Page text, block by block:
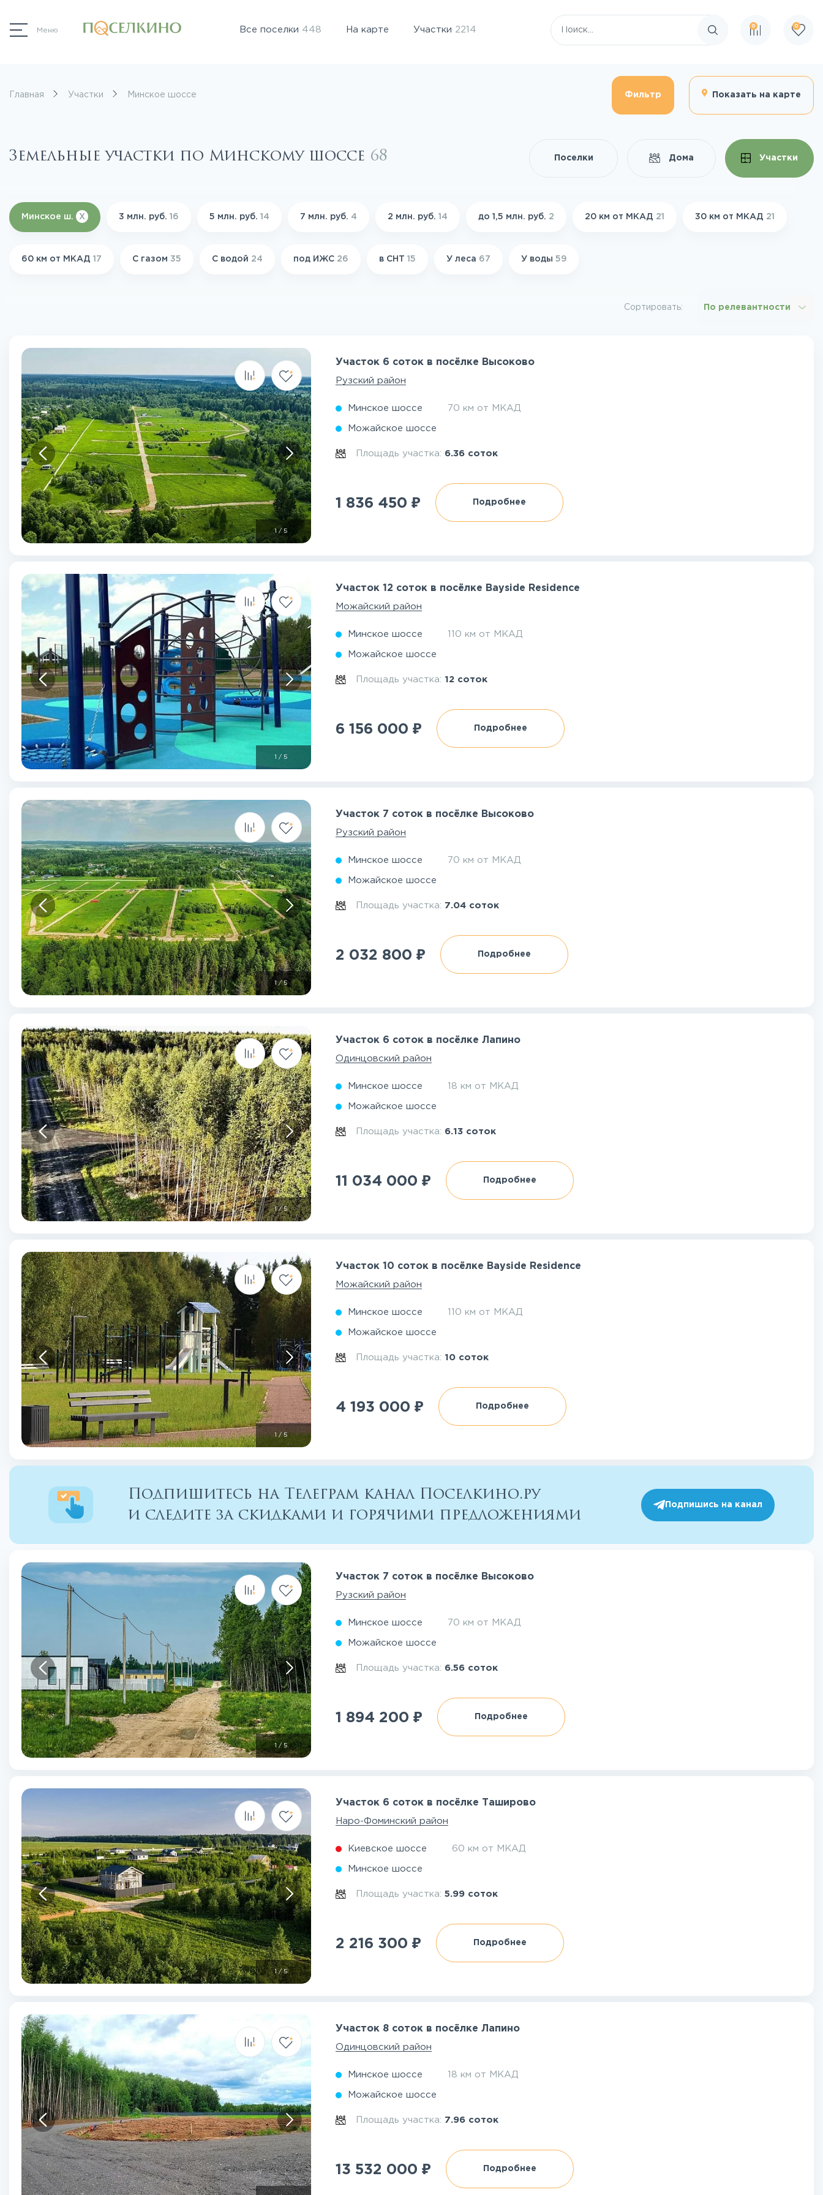
Меню Все поселки 448 На карте Участки 2214
Поиск по сайту
0 0
Главная Участки Минское шоссе Фильтр Показать на карте
Земельные участки по Минскому шоссе 68 Поселки Дома Участки
Минское ш. X 3 млн. руб. 16 5 млн. руб. 14 7 млн. руб. 4 2 млн. руб. 14 до 1,5 млн. руб. 2 20 км от МКАД 21 30 км от МКАД 21
60 км от МКАД 17 С газом 35 С водой 24 под ИЖС 26 в СНТ 15 У леса 67 У воды 59
Сортировать: По релевантности
1 /5
Участок 6 соток в посёлке Высоково
Рузский район
Минское шоссе 70 км от МКАД
Можайское шоссе
Площадь участка: 6.36 соток
1 836 450 ₽ Подробнее
/5
Участок 12 соток в посёлке Bayside Residence
Можайский район
Минское шоссе 110 км от МКАД
Можайское шоссе
Площадь участка:12 соток
6 156 000 ₽ Подробнее
1/5
Участок 7 соток в посёлке Высоково
Рузский район
Минское шоссе 70 км от МКАД
Можайское шоссе
Площадь участка: 7.04 соток
2 032 800 ₽ Подробнее
1/5
Участок 6 соток в посёлке Лапино
Одинцовский район
Минское шоссе 18 км от МКАД
Можайское шоссе
Площадь участка: 6.13 соток
11 034 000 ₽ Подробнее
/5
Участок 10 соток в посёлке Bayside Residence
Можайский район
Минское шоссе 110 км от МКАД
Можайское шоссе
Площадь участка:10 соток
4 193 000 ₽ Подробнее
Подпишитесь на Телеграм канал Поселкино.ру
и следите за скидками и горячими предложениями
Подпишись на канал
1 / 5
Участок 7 соток в посёлке Высоково
Рузский район
Минское шоссе 70 км от МКАД
Можайское шоссе
Площадь участка: 6.56 соток
1 894 200 ₽ Подробнее
1/5
Участок 6 соток в посёлке Таширово
Наро-Фоминский район
Киевское шоссе 60 км от МКАД
Минское шоссе
Площадь участка:5.99 соток
2 216 300 ₽ Подробнее
Участок 8 соток в посёлке Лапино
Одинцовский район
Минское шоссе 18 км от МКАД
Можайское шоссе
Площадь участка: 7.96 соток
13 532 000 ₽ Подробнее